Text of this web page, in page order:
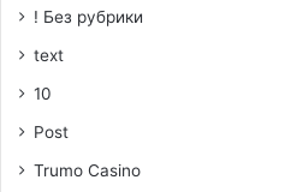
! Без рубрики
text
10
Post
Trumo Casino